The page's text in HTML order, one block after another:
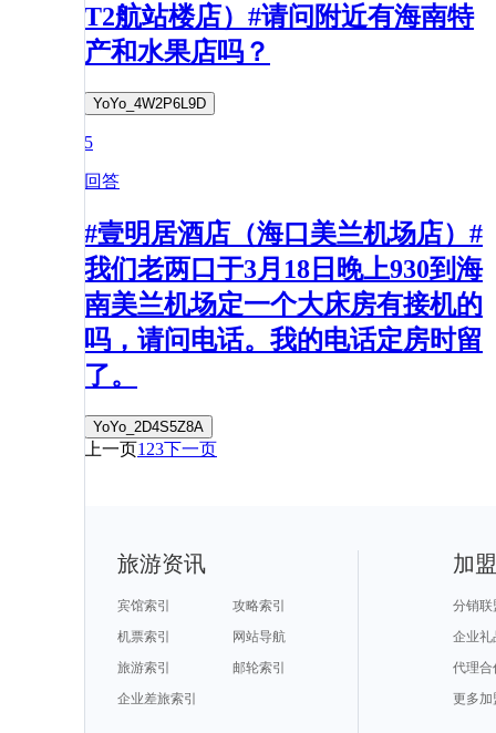
T2航站楼店）#请问附近有海南特
产和水果店吗？
YoYo_4W2P6L9D
5
回答
#壹明居酒店（海口美兰机场店）#
我们老两口于3月18日晚上930到海
南美兰机场定一个大床房有接机的
吗，请问电话。我的电话定房时留
了。
YoYo_2D4S5Z8A
上一页1 23下一页
旅游资讯
宾馆索引
攻略索引
机票索引
网站导航
旅游索引
邮轮索引
企业差旅索引
加
分销联
企业礼
代理合
更多加